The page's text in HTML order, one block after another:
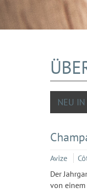
NEU IN
Avize
Der
von einem